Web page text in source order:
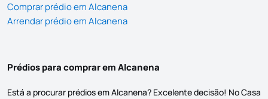
Comprar prédio em Alcanena
Arrendar prédio em Alcanena
Prédios para comprar em Alcanena
Está a procurar prédios em Alcanena? Excelente decisão! No Casa